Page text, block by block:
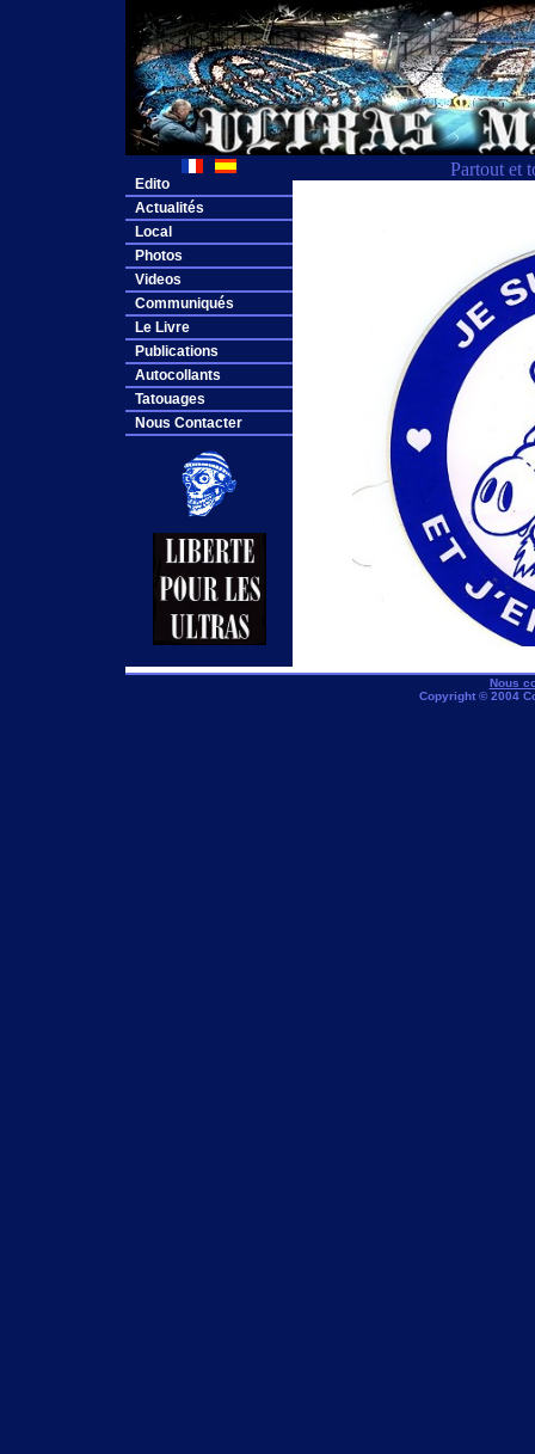
Partout et
Edito
Actualités
Local
Photos
Videos
Communiqués
Le Livre
Publications
Autocollants
Tatouages
Nous Contacter
Nous
Copyright © 2004